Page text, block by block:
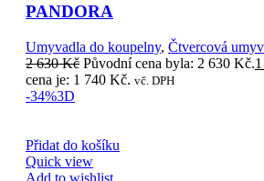
PANDORA
Umyvadla do koupelny, Čtvercová
2 630Kč Původní cena byla: 2 630 Kč.
cena je: 1 740 Kč. vč. DPH
-34%3D
Přidat do košíku
Quick view
Add to wishlist